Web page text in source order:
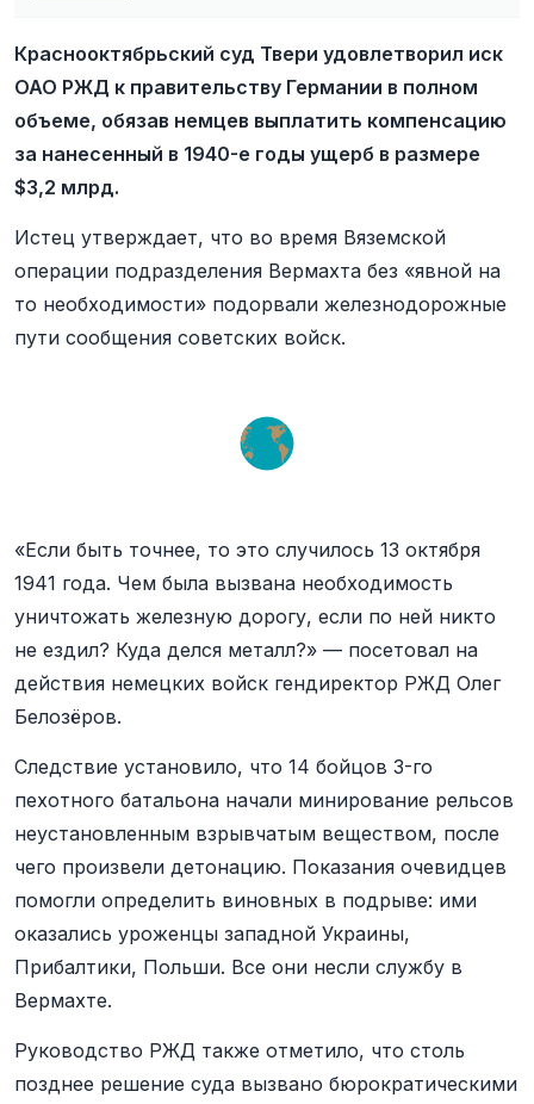
Краснооктябрьский суд Твери удовлетворил иск
ОАО РЖД к правительству Германии в полном
объеме, обязав немцев выплатить компенсацию
за нанесенный в 1940-е годы ущерб в размере
$3,2 млрд.
Истец утверждает, что во время Вяземской
операции подразделения Вермахта без «явной на
то необходимости» подорвали железнодорожные
пути сообщения советских войск.
«Если быть точнее, то это случилось 13 октября
1941 года. Чем была вызвана необходимость
уничтожать железную дорогу, если по ней никто
не ездил? Куда делся металл?» — посетовал на
действия немецких войск гендиректор РЖД Олег
Белозёров.
Следствие установило, что 14 бойцов 3-го
пехотного батальона начали минирование рельсов
неустановленным взрывчатым веществом, после
чего произвели детонацию. Показания очевидцев
помогли определить виновных в подрыве: ими
оказались уроженцы западной Украины,
Прибалтики, Польши. Все они несли службу в
Вермахте.
Руководство РЖД также отметило, что столь
позднее решение суда вызвано бюрократическими